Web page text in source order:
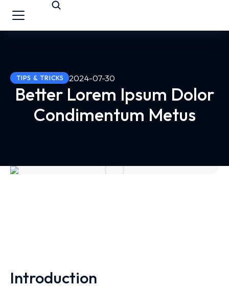
TIPS & TRICKS 2024-07-30
Better Lorem Ipsum Dolor
Condimentum Metus
Introduction